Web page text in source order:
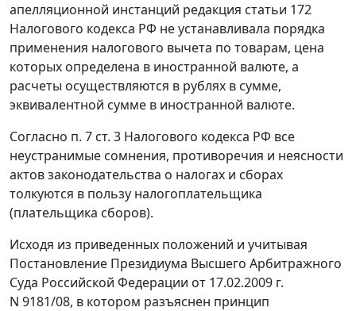
апелляционной инстанций редакция статьи 172
Налогового кодекса РФ не устанавливала порядка
применения налогового вычета по товарам, цена
которых определена в иностранной валюте, а
расчеты осуществляются в рублях в сумме,
эквивалентной сумме в иностранной валюте.
Согласно п. 7 ст. 3 Налогового кодекса РФ все
неустранимые сомнения, противоречия и неясности
актов законодательства о налогах и сборах
толкуются в пользу налогоплательщика
(плательщика сборов).
Исходя из приведенных положений и учитывая
Постановление Президиума Высшего Арбитражного
Суда Российской Федерации от 17.02.2009 г.
N 9181/08, в котором разъяснен принцип